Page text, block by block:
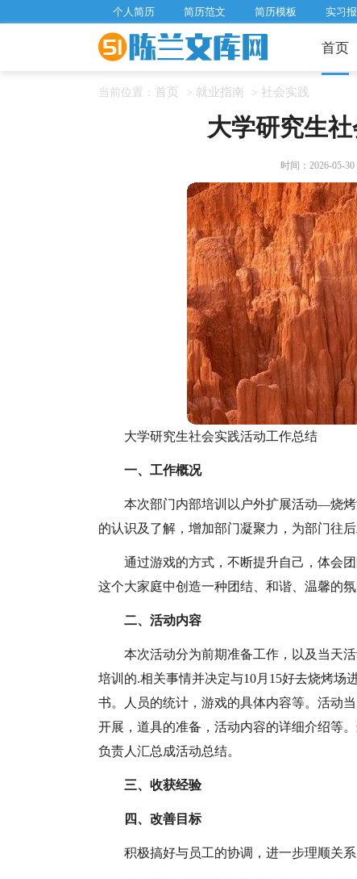
个人简历 简历范文 简历模板 实习
首页
当前位置： 首页 > 就业指南 > 社会实践
大学研究生
时间：2026-05-30
大学研究生社会实践活动工作总结
一、工作概况
本次部门内部培训以户外扩展活动—烧
的认识及了解，增加部门凝聚力，为部门往后
通过游戏的方式，不断提升自己，体会
这个大家庭中创造一种团结、和谐、温馨的氛
二、活动内容
本次活动分为前期准备工作，以及当天
培训的.相关事情并决定与10月15好去烧烤场
书。人员的统计，游戏的具体内容等。活动
开展，道具的准备，活动内容的详细介绍等
负责人汇总成活动总结。
三、收获经验
四、改善目标
积极搞好与员工的协调，进一步理顺关系